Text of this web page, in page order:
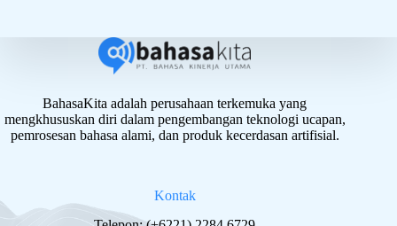
BahasaKita adalah perusahaan terkemuka yang
mengkhususkan diri dalam pengembangan teknologi ucapan,
pemrosesan bahasa alami, dan produk kecerdasan artifisial.
Kontak